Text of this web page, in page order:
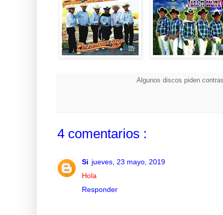
Algunos discos piden
4 comentarios :
Si jueves, 23 mayo, 2019
Hola
Responder